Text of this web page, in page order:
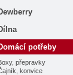
potřeby
přepravky
konvice